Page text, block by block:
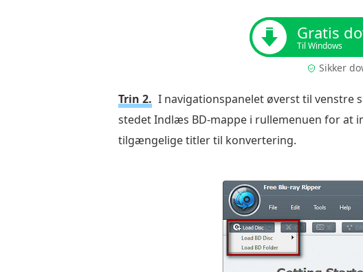
Gratis
Til Windows
Sikker
Trin 2. I navigationspanelet øverst til venstre
stedet Indlæs BD-mappe i rullemenuen for at
tilgængelige titler til konvertering.